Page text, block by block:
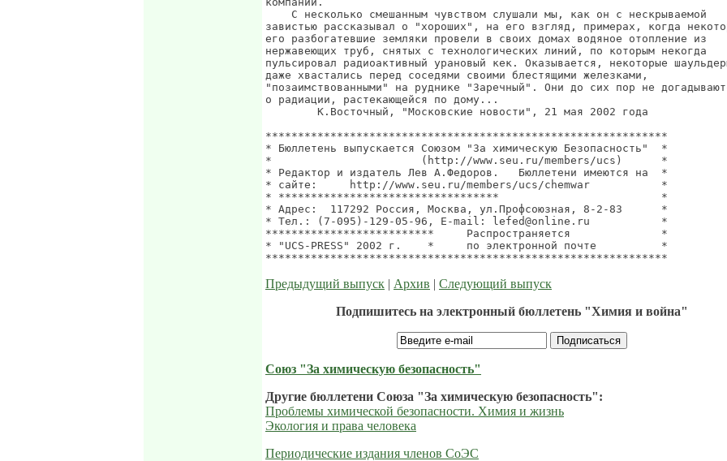
    С несколько смешанным чувством слушали мы, как он с нескрываемой
завистью рассказывал о "хороших", на его взгляд, примерах, когда
его разбогатевшие земляки провели в своих домах водяное отопление из
нержавеющих труб, снятых с технологических линий, по которым некогда
пульсировал радиоактивный урановый кек. Оказывается, некоторые
даже хвастались перед соседями своими блестящими железками,
"позаимствованными" на руднике "Заречный". Они до сих пор не
о радиации, растекающейся по дому...
        К.Восточный, "Московские новости", 21 мая 2002 года
**************************************************************
* Бюллетень выпускается Союзом "За химическую Безопасность"  *
*                       (http://www.seu.ru/members/ucs)      *
* Редактор и издатель Лев А.Федоров.   Бюллетени имеются на  *
* сайте:     http://www.seu.ru/members/ucs/chemwar           *
* **********************************                         *
* Адрес:  117292 Россия, Москва, ул.Профсоюзная, 8-2-83      *
* Тел.: (7-095)-129-05-96, E-mail: lefed@online.ru           *
**************************     Распространяется              *
* "UCS-PRESS" 2002 г.    *     по электронной почте          *
Предыдущий выпуск | Архив | Следующий выпуск
Подпишитесь на электронный бюллетень "Химия и война"
Союз "За химическую безопасность"
Другие бюллетени Союза "За химическую безопасность":
Проблемы химической безопасности. Химия и жизнь
Экология и права человека
Периодические издания членов СоЭС